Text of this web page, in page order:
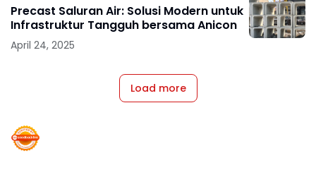
Precast Saluran Air: Solusi Modern untuk
Infrastruktur Tangguh bersama Anicon
April 24, 2025
Load more